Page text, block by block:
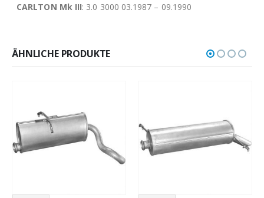
CARLTON Mk III: 3.0 3000 03.1987 – 09.1990
ÄHNLICHE PRODUKTE